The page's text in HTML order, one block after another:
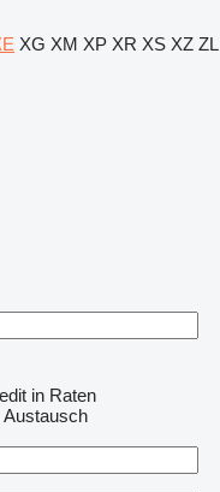
XG XM XP XR XS XZ ZL
in Raten
Austausch